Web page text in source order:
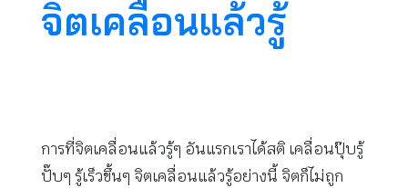
จิตเคลื่อนแล้วรู้
การที่จิตเคลื่อนแล้วรู้ๆ อันแรกเราได้สติ เคลื่อนปุ๊บรู้
ปั๊บๆ รู้เร็วขึ้นๆ จิตเคลื่อนแล้วรู้อย่างนี้ จิตก็ไม่ถูก